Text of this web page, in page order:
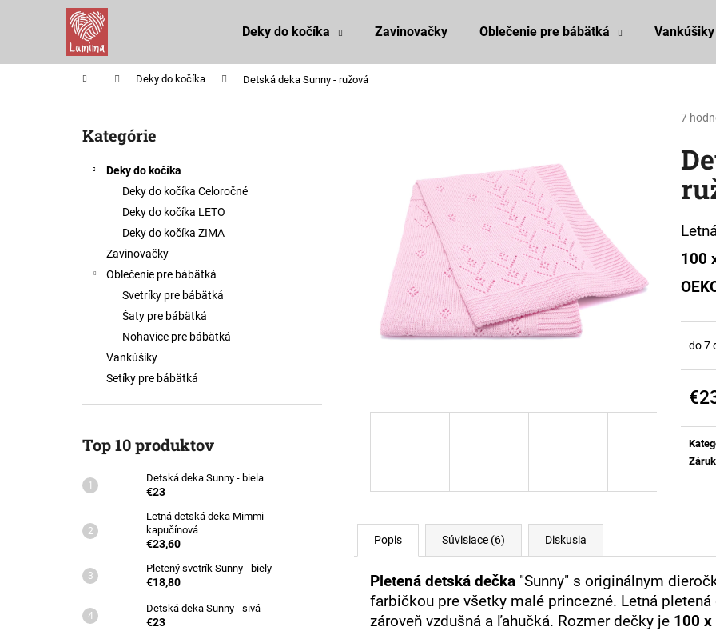
Deky do kočíka Zavinovačky Oblečenie pre bábätká Vankúšiky
Domov Deky do kočíka Detská deka Sunny - ružová
Preskočiť
kategórie
Kategórie
Deky do kočíka
Deky do kočíka Celoročné
Deky do kočíka LETO
Deky do kočíka ZIMA
Zavinovačky
Oblečenie pre bábätká
Svetríky pre bábätká
Šaty pre bábätká
Nohavice pre bábätká
Vankúšiky
Setíky pre bábätká
Top 10 produktov
Detská deka Sunny - biela
€23
Letná detská deka Mimmi -
kapučínová
€23,60
Pletený svetrík Sunny - biely
€18,80
Detská deka Sunny - sivá
€23
7
100
do 7
cena:
Popis Súvisiace (6) Diskusia
Pletená detská dečka "Sunny" s originálnym
farbičkou pre všetky malé princezné. Letná
zároveň vzdušná a ľahučká. Rozmer dečky je 100 x
í
Späť
do
Späť
do
Odporúčame
DETSKÁ DEKA SUNNY - BIELA
€23